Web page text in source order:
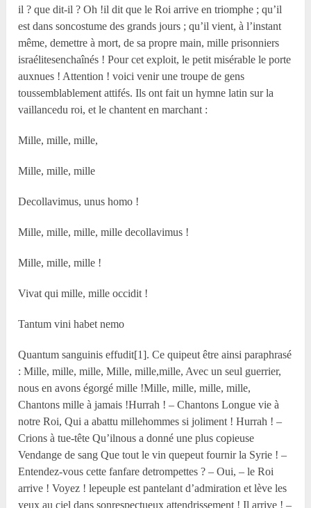
il ? que dit-il ? Oh !il dit que le Roi arrive en triomphe ; qu’il
est dans soncostume des grands jours ; qu’il vient, à l’instant
même, demettre à mort, de sa propre main, mille prisonniers
israélitesenchaînés ! Pour cet exploit, le petit misérable le porte
auxnues ! Attention ! voici venir une troupe de gens
toussemblablement attifés. Ils ont fait un hymne latin sur la
vaillancedu roi, et le chantent en marchant :
Mille, mille, mille,
Mille, mille, mille
Decollavimus, unus homo !
Mille, mille, mille, mille decollavimus !
Mille, mille, mille !
Vivat qui mille, mille occidit !
Tantum vini habet nemo
Quantum sanguinis effudit[1]. Ce quipeut être ainsi paraphrasé
: Mille, mille, mille, Mille, mille,mille, Avec un seul guerrier,
nous en avons égorgé mille !Mille, mille, mille, mille,
Chantons mille à jamais !Hurrah ! – Chantons Longue vie à
notre Roi, Qui a abattu millehommes si joliment ! Hurrah ! –
Crions à tue-tête Qu’ilnous a donné une plus copieuse
Vendange de sang Que tout le vin quepeut fournir la Syrie ! –
Entendez-vous cette fanfare detrompettes ? – Oui, – le Roi
arrive ! Voyez ! lepeuple est pantelant d’admiration et lève les
yeux au ciel dans sonrespectueux attendrissement ! Il arrive ! –